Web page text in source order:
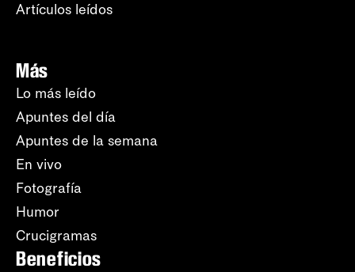
Artículos leídos
Más
Lo más leído
Apuntes del día
Apuntes de la semana
En vivo
Fotografía
Humor
Crucigramas
Beneficios